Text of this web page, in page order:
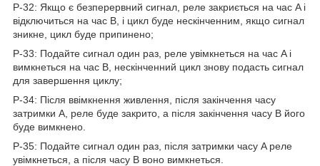
P-32: Якщо є безперервний сигнал, реле закриється на час A і
відключиться на час B, і цикл буде нескінченним, якщо сигнал
зникне, цикл буде припинено;
P-33: Подайте сигнал один раз, реле увімкнеться на час A і
вимкнеться на час B, нескінченний цикл знову подасть сигнал
для завершення циклу;
P-34: Після ввімкнення живлення, після закінчення часу
затримки A, реле буде закрито, а після закінчення часу B його
буде вимкнено.
P-35: Подайте сигнал один раз, після затримки часу A реле
увімкнеться, а після часу B воно вимкнеться.